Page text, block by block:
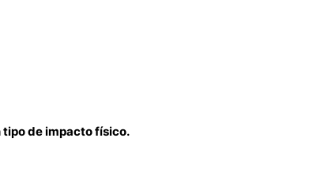
tipo de impacto físico.